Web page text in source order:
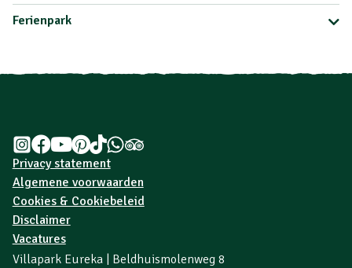
Ferienpark
Privacy statement
Algemene voorwaarden
Cookies & Cookiebeleid
Disclaimer
Vacatures
Villapark Eureka | Beldhuismolenweg 8